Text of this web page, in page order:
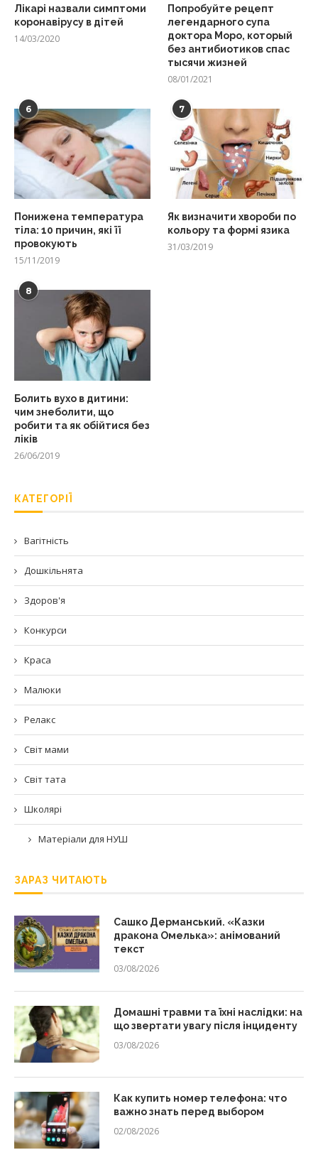
Лікарі назвали симптоми
коронавірусу в дітей
14/03/2020
Попробуйте рецепт
легендарного супа
доктора Моро, который
без антибиотиков спас
тысячи жизней
08/01/2021
6
Понижена температура
тіла: 10 причин, які її
провокують
15/11/2019
7
Як визначити хвороби по
кольору та формі язика
31/03/2019
8
Болить вухо в дитини:
чим знеболити, що
робити та як обійтися без
ліків
26/06/2019
КАТЕГОРІЇ
Вагітність
Дошкільнята
Здоров'я
Конкурси
Краса
Малюки
Релакс
Світ мами
Світ тата
Школярі
Матеріали для НУШ
ЗАРАЗ ЧИТАЮТЬ
Сашко Дерманський. «Казки
дракона Омелька»: анімований
текст
03/08/2026
Домашні травми та їхні наслідки: на
що звертати увагу після інциденту
03/08/2026
Как купить номер телефона: что
важно знать перед выбором
02/08/2026